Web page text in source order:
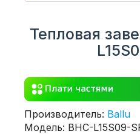
Тепловая
Производитель: Ballu
Модель: BHC-L15S09-